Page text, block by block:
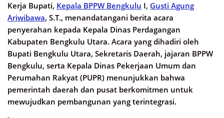
Kerja Bupati, Kepala BPPW Bengkulu I, Gusti Agung
Ariwibawa, S.T., menandatangani berita acara
penyerahan kepada Kepala Dinas Perdagangan
Kabupaten Bengkulu Utara. Acara yang dihadiri oleh
Bupati Bengkulu Utara, Sekretaris Daerah, jajaran BPPW
Bengkulu, serta Kepala Dinas Pekerjaan Umum dan
Perumahan Rakyat (PUPR) menunjukkan bahwa
pemerintah daerah dan pusat berkomitmen untuk
mewujudkan pembangunan yang terintegrasi.